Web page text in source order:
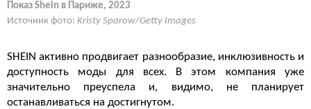
Показ Shein в Париже, 2023
Источник фото: Kristy Sparow/Getty Images
SHEIN активно продвигает разнообразие, инклюзивность и
доступность моды для всех. В этом компания уже
значительно преуспела и, видимо, не планирует
останавливаться на достигнутом.